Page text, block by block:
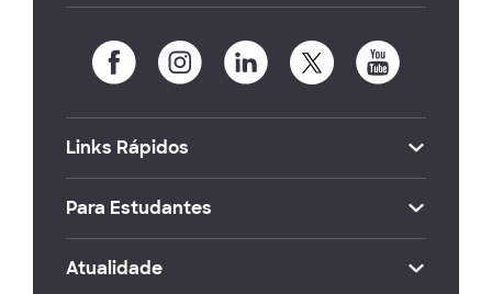
Links Rápidos
Para Estudantes
Atualidade